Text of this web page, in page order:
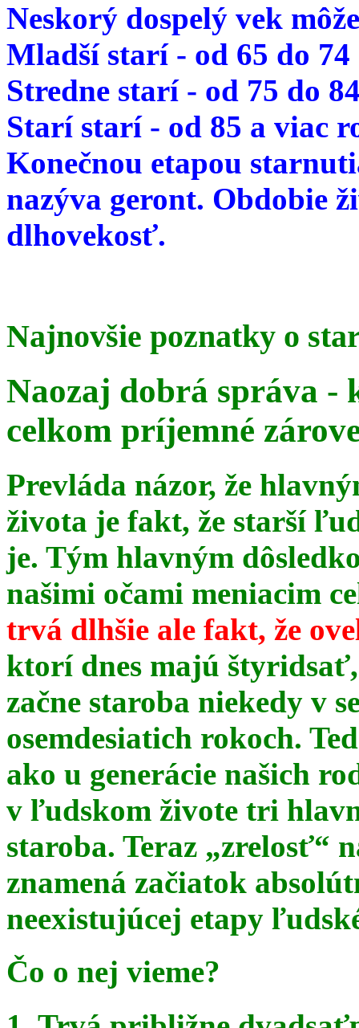
Neskorý dospelý vek
Mladší starí - od 65 do
Stredne starí - od 75 do
Starí starí - od 85 a viac
Konečnou etapou
nazýva geront. Obdobie
dlhovekosť.
Najnovšie poznatky o
Naozaj dobrá správa -
celkom príjemné
Prevláda názor, že
života je fakt, že starší
je. Tým hlavným
našimi očami meniacim
trvá dlhšie ale fakt, že
ktorí dnes majú
začne staroba niekedy v
osemdesiatich rokoch.
ako u generácie našich
v ľudskom živote tri
staroba. Teraz „zrelosť“
znamená začiatok
neexistujúcej etapy
Čo o nej vieme?